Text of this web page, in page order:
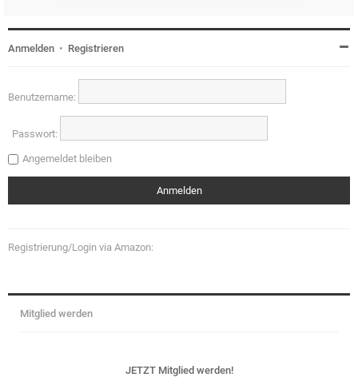
Anmelden • Registrieren
Benutzername:
Passwort:
Angemeldet bleiben
Registrierung/Login via Amazon:
Mitglied werden
JETZT Mitglied werden!